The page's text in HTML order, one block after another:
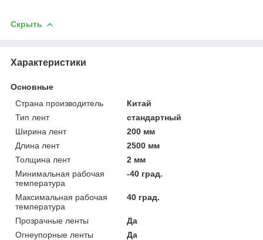
Скрыть
Характеристики
Основные
Страна производитель
Китай
Тип лент
стандартный
Ширина лент
200 мм
Длина лент
2500 мм
Толщина лент
2 мм
Минимальная рабочая
температура
-40 град.
Максимальная рабочая
температура
40 град.
Прозрачные ленты
Да
Огнеупорные ленты
Да